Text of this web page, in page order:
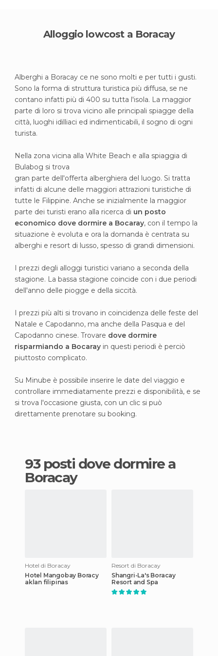
Alloggio lowcost a Boracay
Alberghi a Boracay ce ne sono molti e per tutti i gusti.
Sono la forma di struttura turistica più diffusa, se ne
contano infatti più di 400 su tutta l'isola. La maggior
parte di loro si trova vicino alle principali spiagge della
città, luoghi idilliaci ed indimenticabili, il sogno di ogni
turista.
Nella zona vicina alla White Beach e alla spiaggia di
Bulabog si trova
gran parte dell'offerta alberghiera del luogo. Si tratta
infatti di alcune delle maggiori attrazioni turistiche di
tutte le Filippine. Anche se inizialmente la maggior
parte dei turisti erano alla ricerca di un posto
economico dove dormire a Bocaray, con il tempo la
situazione è evoluta e ora la domanda è centrata su
alberghi e resort di lusso, spesso di grandi dimensioni.
I prezzi degli alloggi turistici variano a seconda della
stagione. La bassa stagione coincide con i due periodi
dell'anno delle piogge e della siccità.
I prezzi più alti si trovano in coincidenza delle feste del
Natale e Capodanno, ma anche della Pasqua e del
Capodanno cinese. Trovare dove dormire
risparmiando a Bocaray in questi periodi è perciò
piuttosto complicato.
Su Minube è possibile inserire le date del viaggio e
controllare immediatamente prezzi e disponibilità, e se
si trova l'occasione giusta, con un clic si può
direttamente prenotare su booking.
93 posti dove dormire a
Boracay
Hotel di Boracay
Hotel Mangobay Boracy
aklan filipinas
Resort di Boracay
Shangri-La's Boracay
Resort and Spa